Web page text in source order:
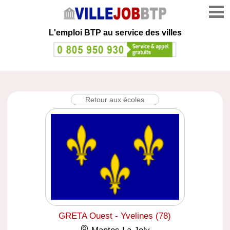
L'emploi BTP au service des villes
Retour aux écoles
GRETA Ouest - Yvelines (78)